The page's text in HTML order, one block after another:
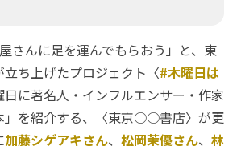
さんに足を運んでもらおう」と、東
ち上げたプロジェクト〈#木曜日は
日に著名人・インフルエンサー・作家
」を紹介する、〈東京○○書店〉が更
加藤シゲアキさん、 松岡茉優さん、 林